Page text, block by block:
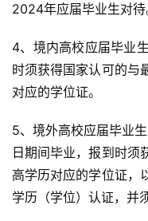
2024年应届毕业生对待
4、境内高校应届毕业
时须获得国家认可的与
对应的学位证。
5、境外高校应届毕业
日期间毕业，报到时须
高学历对应的学位证，
学历（学位）认证，并